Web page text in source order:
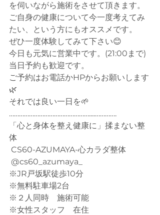
を伺いながら施術をさせて頂きます。
ご自身の健康について今一度考えてみ
たい、という方にもオススメです。
ぜひ一度体験してみて下さい😊
今日も元気に営業中です。(21:00まで)
当日予約も歓迎です。
ご予約はお電話かHPからお願いします
🌿
それでは良い一日を🌱
…………………………………………....………….
「心と身体を整え健康に」揉まない整
体
CS60-AZUMAYA-心カラダ整体
@cs60_azumaya_
※JR戸坂駅徒歩10分
※無料駐車場2台
※２人同時　施術可能
※女性スタッフ　在住